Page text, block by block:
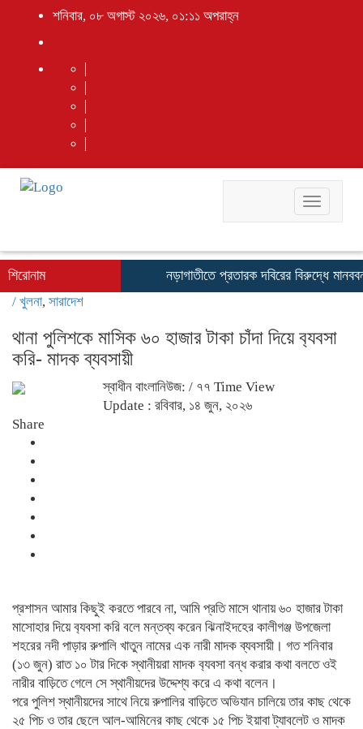
শনিবার, ০৮ অগাস্ট ২০২৬, ০১:১১ অপরাহ্ন
Toggle
শিরোনাম নড়াগাতীতে প্রতারক দবিরের বিরুদ্ধে
/ খুলনা, সারাদেশ
থানা পুলিশকে মাসিক ৬০ হাজার টাকা চাঁদা দিয়ে ব‍্যবসা
করি- মাদক ব্যবসায়ী
স্বাধীন বাংলানিউজ: / ৭৭ Time View
Update : রবিবার, ১৪ জুন, ২০২৬
Share
প্রশাসন আমার কিছুই করতে পারবে না, আমি প্রতি মাসে থানায় ৬০ হাজার টাকা
মাসোহার দিয়ে ব‍্যবসা করি বলে মন্তব্য করেন ঝিনাইদহের কালীগঞ্জ উপজেলা
শহরের নদী পাড়ার রুপালি খাতুন নামের এক নারী মাদক ব্যবসায়ী। গত শনিবার
(১৩ জুন) রাত ১০ টার দিকে স্থানীয়রা মাদক ব‍্যবসা বন্ধ করার কথা বলতে ওই
নারীর বাড়িতে গেলে সে স্থানীয়দের উদ্দেশ্য করে এ কথা বলেন।
পরে পুলিশ স্থানীয়দের সাথে নিয়ে রুপালির বাড়িতে অভিযান চালিয়ে তার কাছ থেকে
২৫ পিচ ও তার ছেলে আল-আমিনের কাছ থেকে ১৫ পিচ ইয়াবা ট্যাবলেট ও মাদক